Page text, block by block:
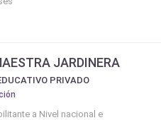
JARDINERA
PRIVADO
a Nivel nacional e